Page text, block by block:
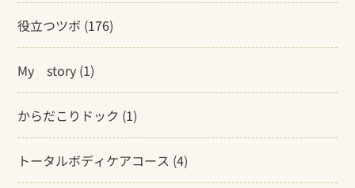
役立つツボ (176)
My story (1)
からだこりドック (1)
トータルボディケアコース (4)